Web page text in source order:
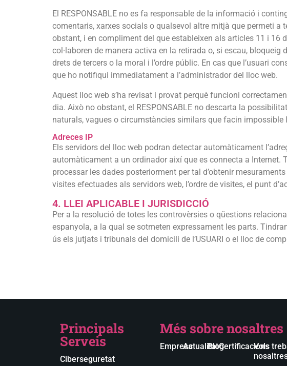
El RESPONSABLE no es fa responsable de la informació i
comentaris, xarxes socials o qualsevol altre mitjà que permeti a
obstant, i en compliment del que estableixen als articles 11 i 16
col·laboren de manera activa en la retirada o, si escau,
drets de tercers o la moral i l’ordre públic. En cas que l’usuari
que ho notifiqui immediatament a l’administrador del lloc web.
Aquest lloc web s’ha revisat i provat perquè funcioni
dia. Això no obstant, el RESPONSABLE no descarta la
naturals, vagues o circumstàncies similars que facin impossible
Adreces IP
Els servidors del lloc web podran detectar automàticament
automàticament a un ordinador així que es connecta a Internet.
processar les dades posteriorment per tal d’obtenir
visites efectuades als servidors web, l’ordre de visites, el punt
4. LLEI APLICABLE I JURISDICCIÓ
Per a la resolució de totes les controvèrsies o qüestions
espanyola, a la qual se sotmeten expressament les parts.
ús els jutjats i tribunals del domicili de l’USUARI o el lloc de
Principals
Serveis
Ciberseguretat
Més sobre nosaltres
EmpresaActualitat
BlogCertificacions
Vols